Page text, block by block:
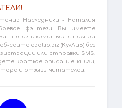
Наследники - Наталия
фэнтези. Вы имеете
ознакомиться с полной
сайте coollib.biz (КулЛиБ) без
или отправки SMS.
краткое описание книги,
и отзывы читателей.